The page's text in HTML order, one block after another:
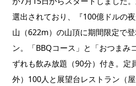
選出されており、『100億ドルの
山（622m）の山頂に期間限定で
ン。「BBQコース」と「おつまみ
ずれも飲み放題（90分）付き。定
外）100人と展望台レストラン（